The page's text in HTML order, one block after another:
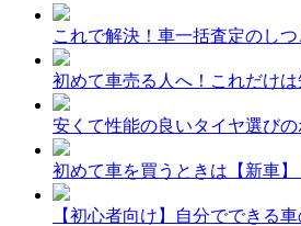
これで解決！車一括査定のし
初めて車売る人へ！これだけ
安くて性能の良いタイヤ選びの
初めて車を買うときは【新車
【初心者向け】自分でできる